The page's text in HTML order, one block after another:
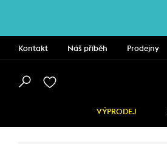
Kontakt Náš příběh Prodejny
VÝPRODEJ